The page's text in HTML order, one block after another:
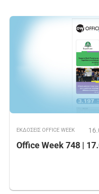
ΕΚΔOΣΕΙΣ OFFICE WEEK
Office Week 748 |